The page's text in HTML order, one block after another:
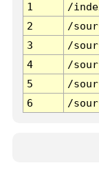
1
/
2
/
3
/
4
/
5
/
6
/